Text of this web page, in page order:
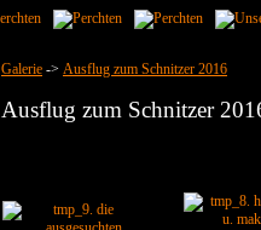
Galerie -> Ausflug zum Schnitzer 2016
Ausflug zum Schnitzer